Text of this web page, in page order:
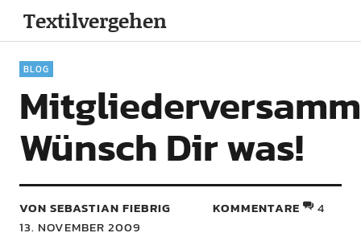
Textilvergehen
BLOG
Wünsch Dir was!
VON SEBASTIAN FIEBRIG
13. NOVEMBER 2009
KOMMENTARE 4